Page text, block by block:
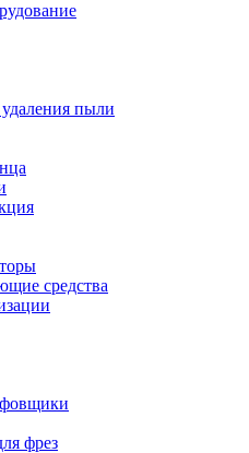
пыли
средства
фрез